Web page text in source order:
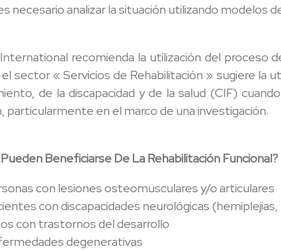
necesario analizar la situación utilizando modelos
recomienda la utilización del proceso
sector « Servicios de Rehabilitación » sugiere la
de la discapacidad y de la salud (CIF)
particularmente en el marco de una investigación.
Beneficiarse De La Rehabilitación Funcional?
con lesiones osteomusculares y/o articulares
con discapacidades neurológicas (hemiplejias,
con trastornos del desarrollo
degenerativas